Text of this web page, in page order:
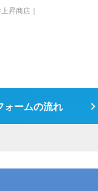
昇商店｜
ォームの流れ